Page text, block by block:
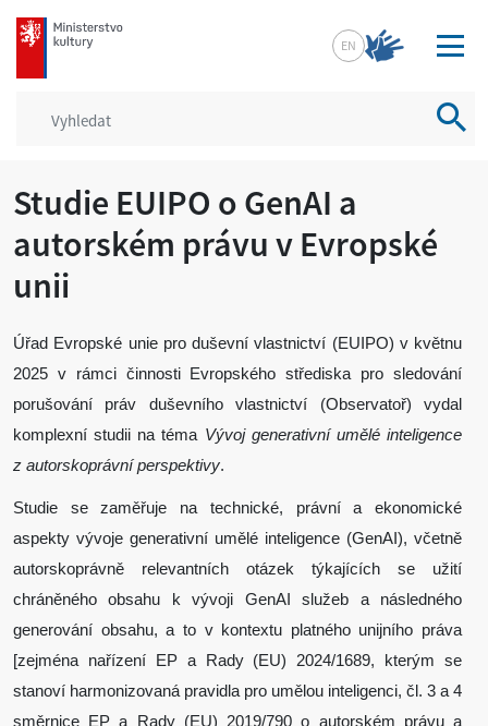
mkcr.cz
EN
Studie EUIPO o GenAI a
autorském právu v Evropské
unii
Úřad Evropské unie pro duševní vlastnictví (EUIPO) v květnu
2025 v rámci činnosti Evropského střediska pro sledování
porušování práv duševního vlastnictví (Observatoř) vydal
komplexní studii na téma Vývoj generativní umělé inteligence
z autorskoprávní perspektivy.
Studie se zaměřuje na technické, právní a ekonomické
aspekty vývoje generativní umělé inteligence (GenAI), včetně
autorskoprávně relevantních otázek týkajících se užití
chráněného obsahu k vývoji GenAI služeb a následného
generování obsahu, a to v kontextu platného unijního práva
[zejména nařízení EP a Rady (EU) 2024/1689, kterým se
stanoví harmonizovaná pravidla pro umělou inteligenci, čl. 3 a 4
směrnice EP a Rady (EU) 2019/790 o autorském právu a